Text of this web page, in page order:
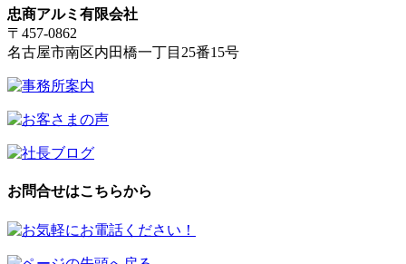
忠商アルミ有限会社
〒457-0862
名古屋市南区内田橋一丁目25番15号
お問合せはこちらから